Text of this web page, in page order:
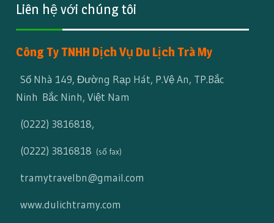
Liên hệ với chúng tôi
Công Ty TNHH Dịch Vụ Du Lịch Trà My
Số Nhà 149, Đường Rạp Hát, P.Vệ An, TP.Bắc
Ninh Bắc Ninh, Việt Nam
(0222) 3816818,
(0222) 3816818 (số fax)
tramytravelbn@gmail.com
www.dulichtramy.com